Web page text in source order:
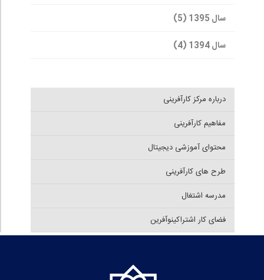
سال 1395 (5)
سال 1394 (4)
درباره مرکز کارآفرینی
مفاهیم کارآفرینی
محتوای آموزشی دیجیتال
طرح های کارآفرینی
مدرسه اشتغال
فضای کار اشتراکینوآفرین